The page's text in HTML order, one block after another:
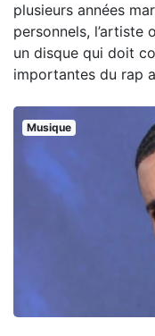
plusieurs années
personnels, l’artiste
un disque qui doit
importantes du rap
Musique